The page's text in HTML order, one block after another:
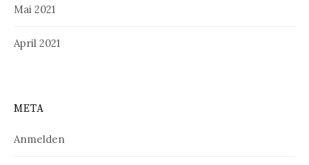
Mai 2021
April 2021
META
Anmelden